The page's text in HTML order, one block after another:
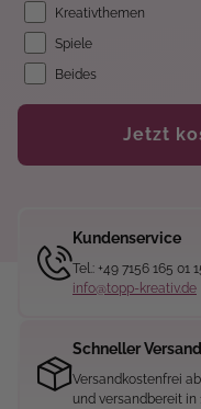
Kreativthemen
Spiele
Beides
Jetzt
Kundenservice
Tel.: +49 7156 165 01
info@topp-kreativ.de
Schneller
Versandkostenfrei
und versandbereit in